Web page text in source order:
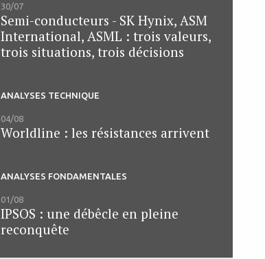
30/07
Semi-conducteurs - SK Hynix, ASM
International, ASML : trois valeurs,
trois situations, trois décisions
ANALYSES TECHNIQUE
04/08
Worldline : les résistances arrivent
ANALYSES FONDAMENTALES
01/08
IPSOS : une débêcle en pleine
reconquête